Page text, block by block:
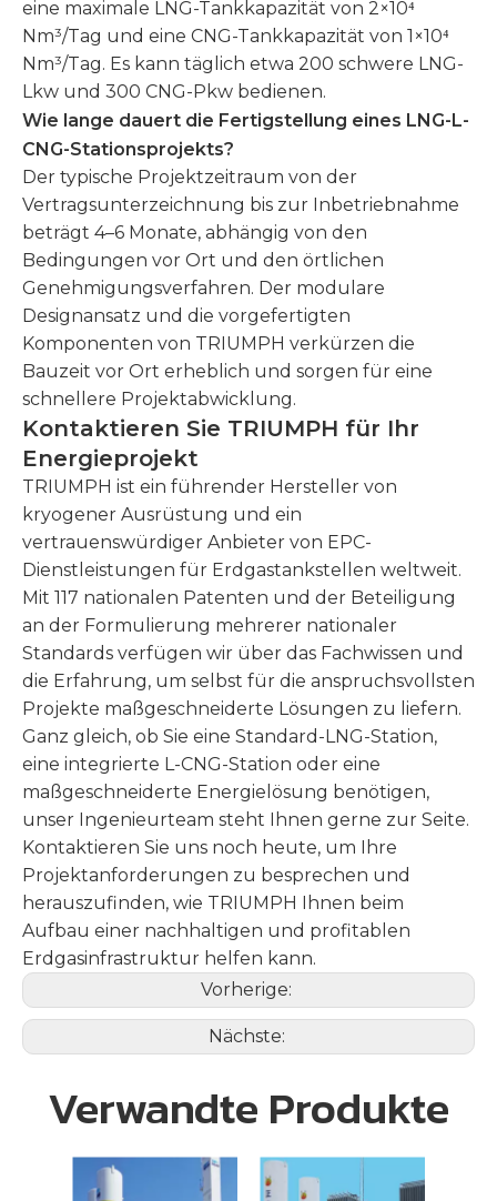
eine maximale LNG-Tankkapazität von 2×10⁴
Nm³/Tag und eine CNG-Tankkapazität von 1×10⁴
Nm³/Tag. Es kann täglich etwa 200 schwere LNG-
Lkw und 300 CNG-Pkw bedienen.
Wie lange dauert die Fertigstellung eines LNG-L-
CNG-Stationsprojekts?
Der typische Projektzeitraum von der
Vertragsunterzeichnung bis zur Inbetriebnahme
beträgt 4–6 Monate, abhängig von den
Bedingungen vor Ort und den örtlichen
Genehmigungsverfahren. Der modulare
Designansatz und die vorgefertigten
Komponenten von TRIUMPH verkürzen die
Bauzeit vor Ort erheblich und sorgen für eine
schnellere Projektabwicklung.
Kontaktieren Sie TRIUMPH für Ihr
Energieprojekt
TRIUMPH ist ein führender Hersteller von
kryogener Ausrüstung und ein
vertrauenswürdiger Anbieter von EPC-
Dienstleistungen für Erdgastankstellen weltweit.
Mit 117 nationalen Patenten und der Beteiligung
an der Formulierung mehrerer nationaler
Standards verfügen wir über das Fachwissen und
die Erfahrung, um selbst für die anspruchsvollsten
Projekte maßgeschneiderte Lösungen zu liefern.
Ganz gleich, ob Sie eine Standard-LNG-Station,
eine integrierte L-CNG-Station oder eine
maßgeschneiderte Energielösung benötigen,
unser Ingenieurteam steht Ihnen gerne zur Seite.
Kontaktieren Sie uns noch heute, um Ihre
Projektanforderungen zu besprechen und
herauszufinden, wie TRIUMPH Ihnen beim
Aufbau einer nachhaltigen und profitablen
Erdgasinfrastruktur helfen kann.
Vorherige:
Nächste:
Verwandte Produkte